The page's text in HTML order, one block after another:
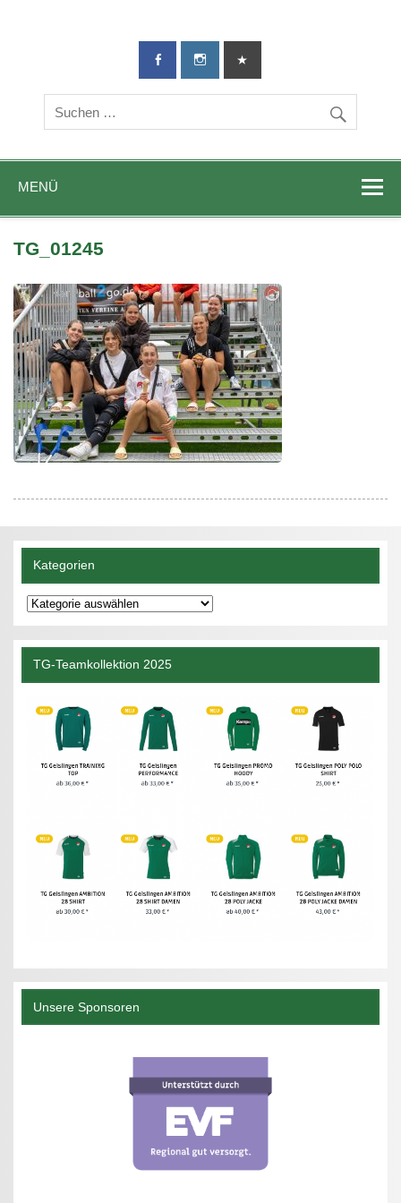
TG-Geislingen
DIE Sportadresse in Geislingen!
MENÜ
TG_01245
Kategorien
Kategorien
TG-Teamkollektion 2025
Unsere Sponsoren